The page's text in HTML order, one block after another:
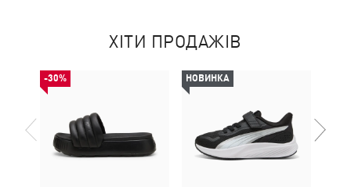
ХІТИ ПРОДАЖІВ
-30% НОВИНКА